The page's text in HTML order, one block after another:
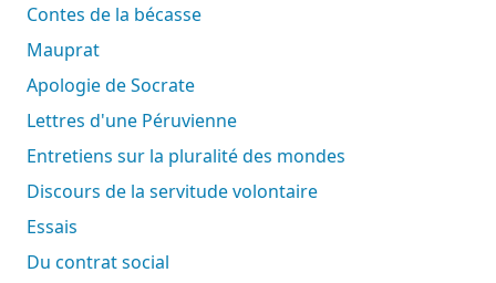
Contes de la bécasse
Mauprat
Apologie de Socrate
Lettres d'une Péruvienne
Entretiens sur la pluralité des mondes
Discours de la servitude volontaire
Essais
Du contrat social